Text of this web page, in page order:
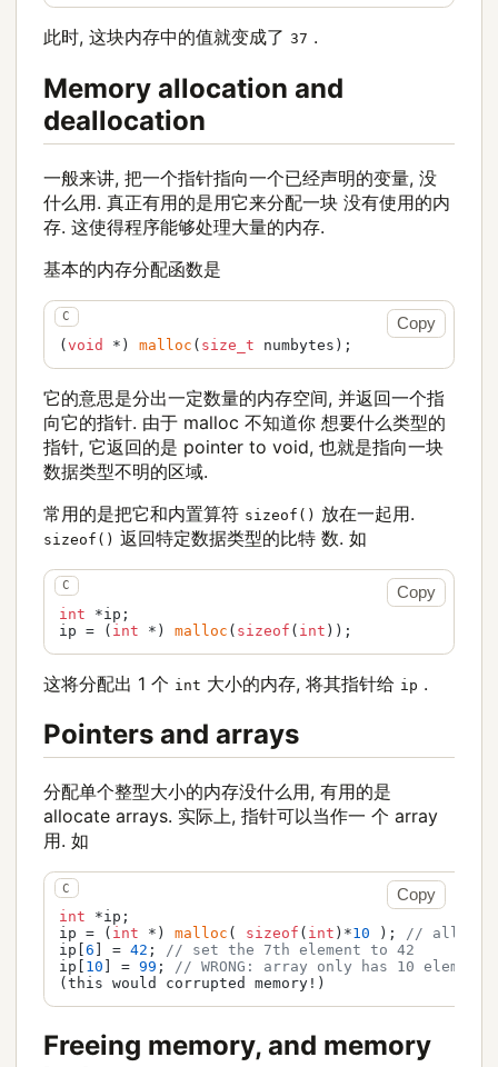
此时, 这块内存中的值就变成了37 .
Memory allocation and
deallocation
一般来讲, 把一个指针指向一个已经声明的变量, 没
什么用. 真正有用的是用它来分配一块 没有使用的内
存. 这使得程序能够处理大量的内存.
基本的内存分配函数是
(void *) malloc ( size_t numbytes);
Copy
它的意思是分出一定数量的内存空间, 并返回一个指
向它的指针. 由于 malloc 不知道你 想要什么类型的
指针, 它返回的是 pointer to void, 也就是指向一块
数据类型不明的区域.
常用的是把它和内置算符 sizeof() 放在一起用.
sizeof() 返回特定数据类型的比特 数. 如
int *ip;
ip = ( int *) malloc ( sizeof ( int ));
Copy
这将分配出 1 个 int 大小的内存, 将其指针给 ip .
Pointers and arrays
分配单个整型大小的内存没什么用, 有用的是
allocate arrays. 实际上, 指针可以当作一 个 array
用. 如
int *ip;
ip = ( int *) malloc ( sizeof ( int )*10 );
//
ip[6 ] = 42 ;
// set the 7th element to 42
ip[ 10 ] = 99 ;
// WRONG: array only has 10 elements
(this would corrupted memory!)
Copy
Freeing memory, and memory